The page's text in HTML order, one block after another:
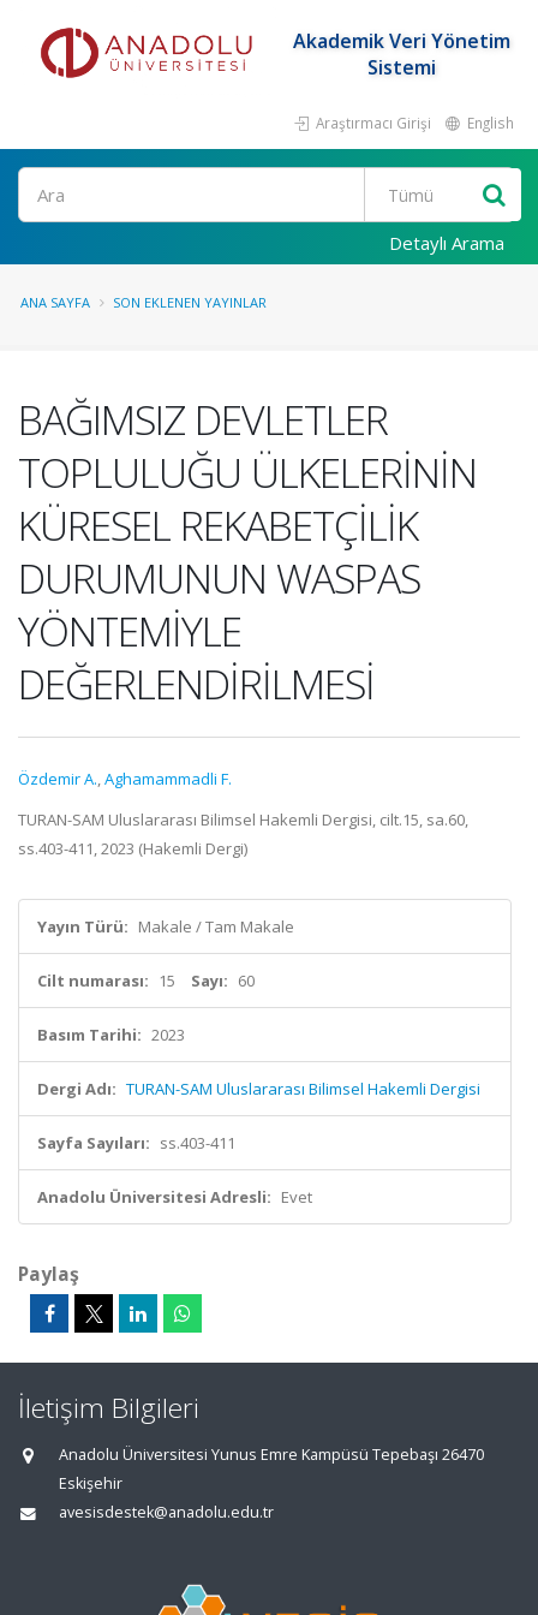
Akademik Veri Yönetim
Sistemi
Araştırmacı Girişi English
Ara
Detaylı Arama
ANA SAYFA SON EKLENEN YAYINLAR
BAĞIMSIZ DEVLETLER
TOPLULUĞU ÜLKELERİNİN
KÜRESEL REKABETÇİLİK
DURUMUNUN WASPAS
YÖNTEMİYLE
DEĞERLENDİRİLMESİ
Özdemir A.,Aghamammadli F.
TURAN-SAM Uluslararası Bilimsel Hakemli Dergisi, cilt.15, sa.60,
ss.403-411, 2023 (Hakemli Dergi)
Yayın Türü: Makale / Tam Makale
Cilt numarası: 15 Sayı: 60
Basım Tarihi: 2023
Dergi Adı: TURAN-SAM Uluslararası Bilimsel Hakemli Dergisi
Sayfa Sayıları: ss.403-411
Anadolu Üniversitesi Adresli: Evet
Paylaş
İletişim Bilgileri
Anadolu Üniversitesi Yunus Emre Kampüsü Tepebaşı 26470
Eskişehir
avesisdestek@anadolu.edu.tr